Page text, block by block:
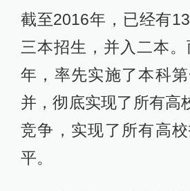
截至2016年，已经有
三本招生，并入二本
年，率先实施了本科
并，彻底实现了所有高
竞争，实现了所有高
平。